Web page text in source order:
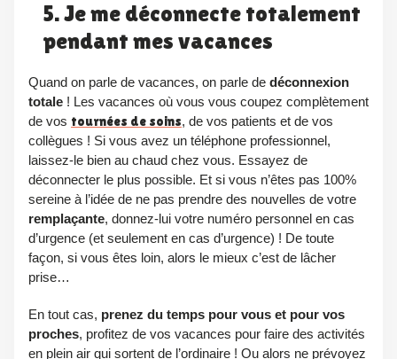
5. Je me déconnecte totalement
pendant mes vacances
Quand on parle de vacances, on parle de déconnexion
totale ! Les vacances où vous vous coupez complètement
de vos tournées de soins, de vos patients et de vos
collègues ! Si vous avez un téléphone professionnel,
laissez-le bien au chaud chez vous. Essayez de
déconnecter le plus possible. Et si vous n’êtes pas 100%
sereine à l’idée de ne pas prendre des nouvelles de votre
remplaçante, donnez-lui votre numéro personnel en cas
d’urgence (et seulement en cas d’urgence) ! De toute
façon, si vous êtes loin, alors le mieux c’est de lâcher
prise…
En tout cas, prenez du temps pour vous et pour vos
proches, profitez de vos vacances pour faire des activités
en plein air qui sortent de l’ordinaire ! Ou alors ne prévoyez